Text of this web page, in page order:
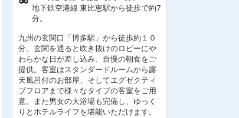
地下鉄空港線 東比恵駅から徒歩で約7
分。
九州の玄関口「博多駅」から徒歩約１０
分。玄関を通ると吹き抜けのロビーにや
わらかな日が差し込み、自慢の朝食をご
提供。客室はスタンダードルームから露
天風呂付のお部屋、そしてエグゼクティ
ブフロアまで様々なタイプの客室をご用
意。また男女の大浴場も完備し、ゆっく
りとホテルライフを堪能いただけます。